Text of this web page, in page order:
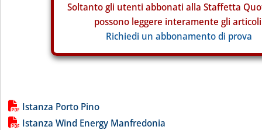
Soltanto gli utenti abbonati alla Staffetta
possono leggere interamente gli
Richiedi un abbonamento di prova
Lista allegati PDF alla notizia
Istanza Porto Pino
Istanza Wind Energy Manfredonia